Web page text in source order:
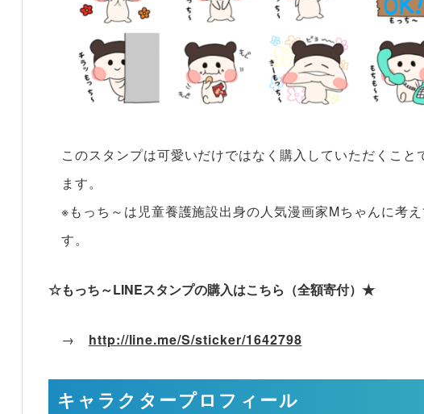
このスタンプは可愛いだけではなく購入していただくこと
ます。
※もっち～は児童養護施設出身の人気漫画家Mちゃんに考
す。
☆もっち～LINEスタンプの購入はこちら（全額寄付）★
→ http://line.me/S/sticker/1642798
キャラクタープロフィール